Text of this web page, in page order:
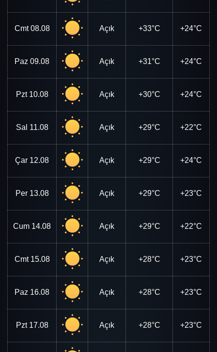
Cmt 08.08 Açık +33°C +24°C
Paz 09.08 Açık +31°C +24°C
Pzt 10.08 Açık +30°C +24°C
Sal 11.08 Açık +29°C +22°C
Çar 12.08 Açık +29°C +24°C
Per 13.08 Açık +29°C +23°C
Cum 14.08 Açık +29°C +22°C
Cmt 15.08 Açık +28°C +23°C
Paz 16.08 Açık +28°C +23°C
Pzt 17.08 Açık +28°C +23°C